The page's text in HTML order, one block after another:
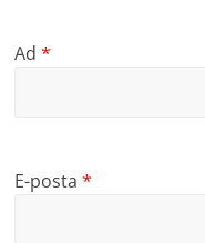
Ad*
E-posta*